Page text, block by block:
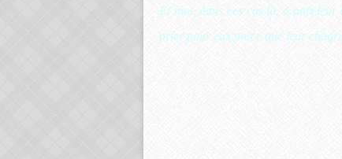
Et moi, dans ces cas là, à part
prier pour eux parce que leur